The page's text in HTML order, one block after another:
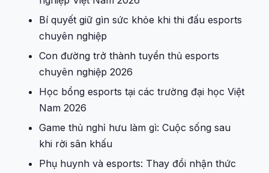
Bí quyết giữ gìn sức khỏe khi thi đấu esports
chuyên nghiệp
Con đường trở thành tuyển thủ esports
chuyên nghiệp 2026
Học bổng esports tại các trường đại học Việt
Nam 2026
Game thủ nghỉ hưu làm gì: Cuộc sống sau
khi rời sân khấu
Phụ huynh và esports: Thay đổi nhận thức